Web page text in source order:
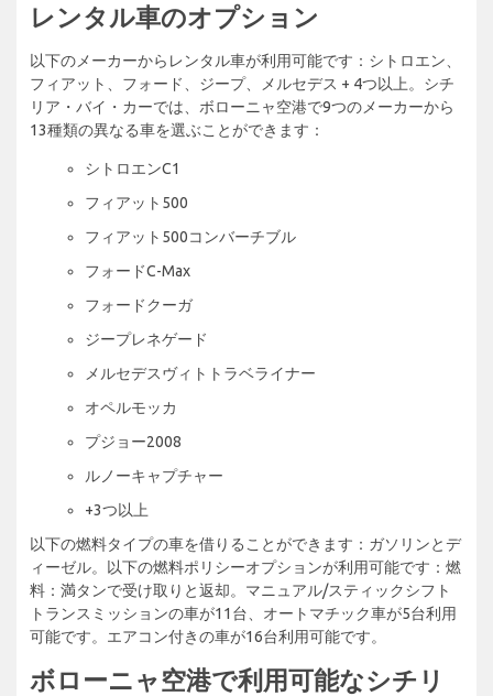
レンタル車のオプション
以下のメーカーからレンタル車が利用可能です：シトロエン、
フィアット、フォード、ジープ、メルセデス + 4つ以上。シチ
リア・バイ・カーでは、ボローニャ空港で9つのメーカーから
13種類の異なる車を選ぶことができます：
シトロエンC1
フィアット500
フィアット500コンバーチブル
フォードC-Max
フォードクーガ
ジープレネゲード
メルセデスヴィトトラベライナー
オペルモッカ
プジョー2008
ルノーキャプチャー
+3つ以上
以下の燃料タイプの車を借りることができます：ガソリンとデ
ィーゼル。以下の燃料ポリシーオプションが利用可能です：燃
料：満タンで受け取りと返却。マニュアル/スティックシフト
トランスミッションの車が11台、オートマチック車が5台利用
可能です。エアコン付きの車が16台利用可能です。
ボローニャ空港で利用可能なシチリ